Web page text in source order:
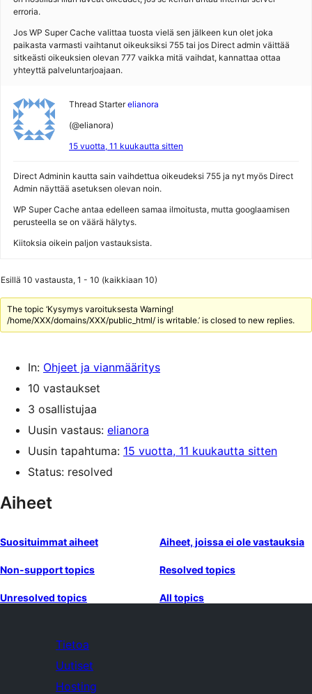
erroria.
Jos WP Super Cache valittaa tuosta vielä sen jälkeen kun olet joka
paikasta varmasti vaihtanut oikeuksiksi 755 tai jos Direct admin väittää
sitkeästi oikeuksien olevan 777 vaikka mitä vaihdat, kannattaa ottaa
yhteyttä palveluntarjoajaan.
Thread Starter elianora
(@elianora)
15 vuotta, 11 kuukautta sitten
Direct Adminin kautta sain vaihdettua oikeudeksi 755 ja nyt myös Direct
Admin näyttää asetuksen olevan noin.
WP Super Cache antaa edelleen samaa ilmoitusta, mutta googlaamisen
perusteella se on väärä hälytys.
Kiitoksia oikein paljon vastauksista.
Esillä 10 vastausta, 1 - 10 (kaikkiaan 10)
The topic ‘Kysymys varoituksesta Warning!
/home/XXX/domains/XXX/public_html/ is writable.’ is closed to new replies.
In: Ohjeet ja vianmääritys
10 vastaukset
3 osallistujaa
Uusin vastaus: elianora
Uusin tapahtuma: 15 vuotta, 11 kuukautta sitten
Status: resolved
Aiheet
Suosituimmat aiheet Aiheet, joissa ei ole vastauksia
Non-support topics Resolved topics
Unresolved topics All topics
Tietoa
Uutiset
Hosting